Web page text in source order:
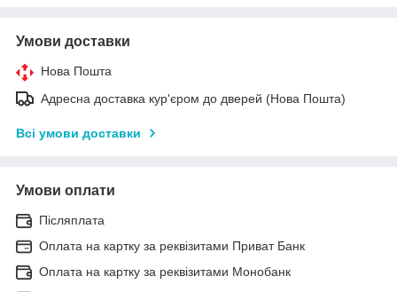
Умови доставки
Нова Пошта
Адресна доставка кур'єром до дверей (Нова Пошта)
Всі умови доставки
Умови оплати
Післяплата
Оплата на картку за реквізитами Приват Банк
Оплата на картку за реквізитами Монобанк